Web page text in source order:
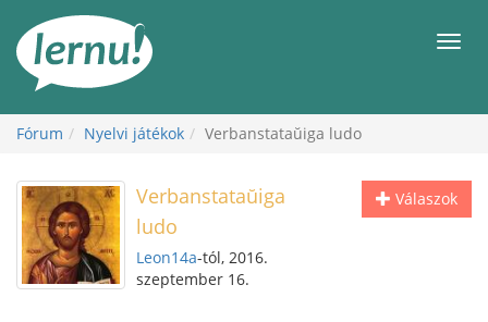
Fórum Nyelvi játékok Verbanstataŭiga ludo
Válaszok
Verbanstataŭiga
ludo
Leon14a-tól, 2016.
szeptember 16.